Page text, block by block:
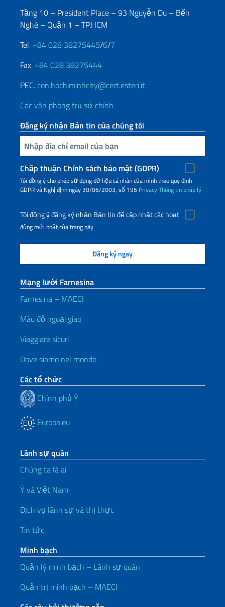
Tầng 10 – President Place – 93 Nguyễn Du – Bến
Nghé – Quận 1 – TP.HCM
Tel. +84 028 38275445/6/7
Fax. +84 028 38275444
PEC. con.hochiminhcity@cert.esteri.it
Các văn phòng trụ sở chính
Đăng ký nhận Bản tin của chúng tôi
Nhập địa chỉ email của bạn
Chấp thuận Chính sách bảo mật (GDPR)
Tôi đồng ý cho phép sử dụng dữ liệu cá nhân của mình theo quy định
GDPR và Nghị định ngày 30/06/2003, số 196 PrivacyThông tin pháp lý
Tôi đồng ý đăng ký nhận Bản tin để cập nhật các hoạt
động mới nhất của trang này
Mạng lưới Farnesina
Farnesina – MAECI
Màu đỏ ngoại giao
Viaggiare sicuri
Dove siamo nel mondo
Các tổ chức
Chính phủ Ý
Europa.eu
Lãnh sự quán
Chúng ta là ai
Ý và Việt Nam
Dịch vụ lãnh sự và thị thực
Tin tức
Minh bạch
Quản lý minh bạch – Lãnh sự quán
Quản trị minh bạch – MAECI